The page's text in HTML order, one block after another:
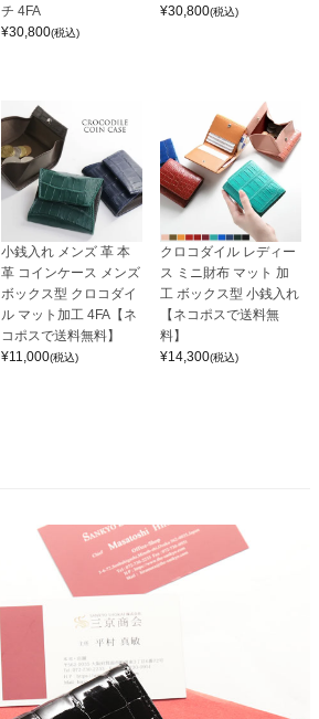
チ 4FA
¥30,800(税込)
¥30,800(税込)
小銭入れ メンズ 革 本
革 コインケース メンズ
ボックス型 クロコダイ
ル マット加工 4FA【ネ
コポスで送料無料】
¥11,000(税込)
クロコダイル レディー
ス ミニ財布 マット 加
工 ボックス型 小銭入れ
【ネコポスで送料無
料】
¥14,300(税込)